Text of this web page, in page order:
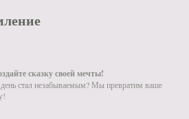
сказку своей мечты!
стал незабываемым? Мы превратим ваше